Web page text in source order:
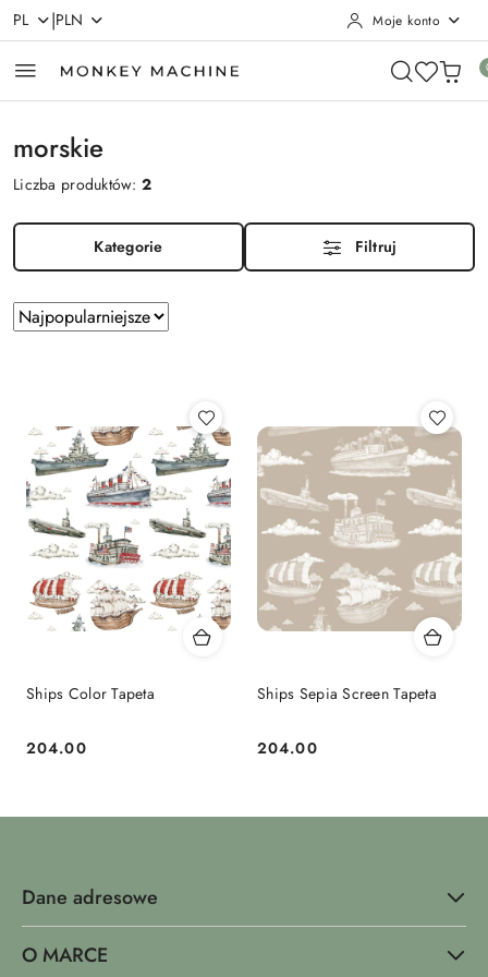
Przejdź do treści głównej
Przejdź do wyszukiwarki
Przejdź do moje konto
Przejdź do menu głównego
Przejdź do stopki
PL |PLN Moje konto
morskie
Liczba produktów:2
Kategorie Filtruj
Zastosowano
sortowanie:
Sortuj
według
Ships Color Tapeta
Cena:
204.00
Ships Sepia Screen Tapeta
Cena:
204.00
Dane adresowe
O MARCE